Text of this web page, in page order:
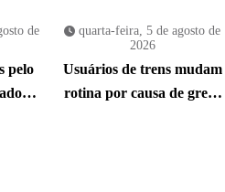
de
pelo
quarta-feira, 5 de agosto de
2026
Usuários de trens mudam
rotina por causa de greve